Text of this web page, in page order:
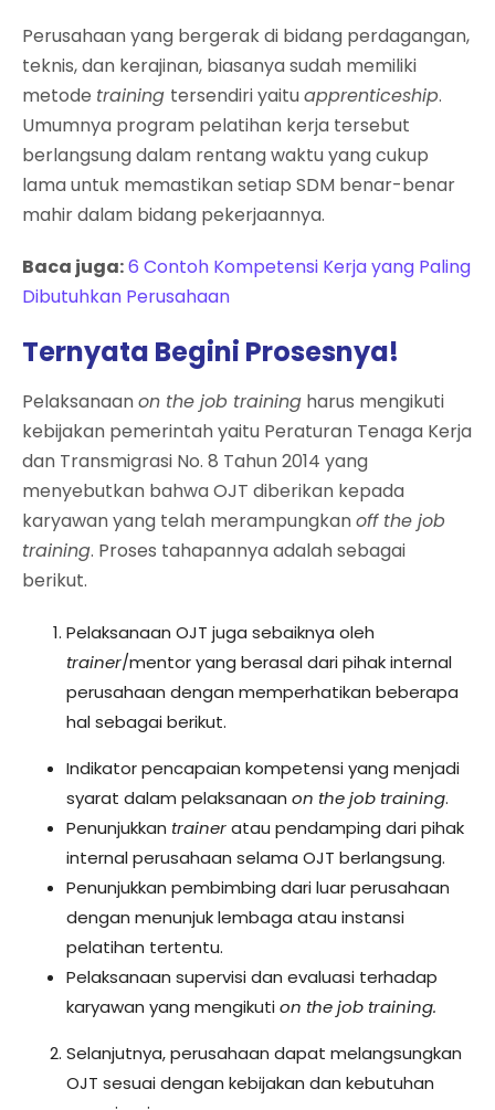
Perusahaan yang bergerak di bidang perdagangan,
teknis, dan kerajinan, biasanya sudah memiliki
metode training tersendiri yaituapprenticeship.
Umumnya program pelatihan kerja tersebut
berlangsung dalam rentang waktu yang cukup
lama untuk memastikan setiap SDM benar-benar
mahir dalam bidang pekerjaannya.
Baca juga:6 Contoh Kompetensi Kerja yang Paling
Dibutuhkan Perusahaan
Ternyata Begini Prosesnya!
Pelaksanaanon the job training harus mengikuti
kebijakan pemerintah yaitu Peraturan Tenaga Kerja
dan Transmigrasi No. 8 Tahun 2014 yang
menyebutkan bahwa OJT diberikan kepada
karyawan yang telah merampungkanoff the job
training. Proses tahapannya adalah sebagai
berikut.
Pelaksanaan OJT juga sebaiknya oleh
trainer/mentor yang berasal dari pihak internal
perusahaan dengan memperhatikan beberapa
hal sebagai berikut.
Indikator pencapaian kompetensi yang menjadi
syarat dalam pelaksanaan on the job training.
Penunjukkan traineratau pendamping dari pihak
internal perusahaan selama OJT berlangsung.
Penunjukkan pembimbing dari luar perusahaan
dengan menunjuk lembaga atau instansi
pelatihan tertentu.
Pelaksanaan supervisi dan evaluasi terhadap
karyawan yang mengikution the job training.
Selanjutnya, perusahaan dapat melangsungkan
OJT sesuai dengan kebijakan dan kebutuhan